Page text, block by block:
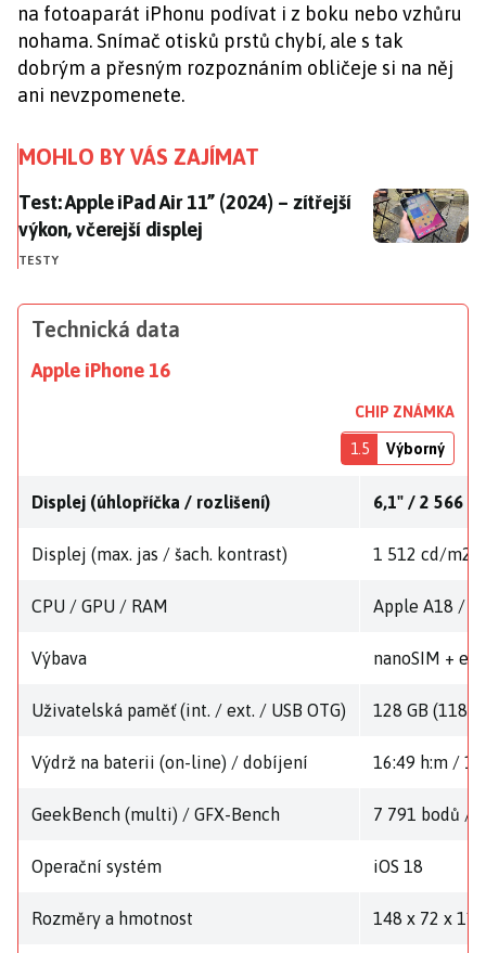
na fotoaparát iPhonu podívat i z boku nebo vzhůru
nohama. Snímač otisků prstů chybí, ale s tak
dobrým a přesným rozpoznáním obličeje si na něj
ani nevzpomenete.
MOHLO BY VÁS ZAJÍMAT
Test: Apple iPad Air 11” (2024) – zítřejší výkon,
Test: Apple iPad Air 11” (2024) – zítřejší
výkon, včerejší displej
TESTY
Technická data
Apple iPhone 16
CHIP ZNÁMKA
1.5 Výborný
Displej (úhlopříčka / rozlišení) 6,1" / 2 566 x
Displej (max. jas / šach. kontrast) 1 512 cd/m2 /
CPU / GPU / RAM Apple A18 /
Výbava nanoSIM +
Uživatelská paměť (int. / ext. / USB OTG) 128 GB
Výdrž na baterii (on-line) / dobíjení 16:49 h:m /
GeekBench (multi) / GFX-Bench 7 791 bodů /
Operační systém iOS 18
Rozměry a hmotnost 148 x 72 x